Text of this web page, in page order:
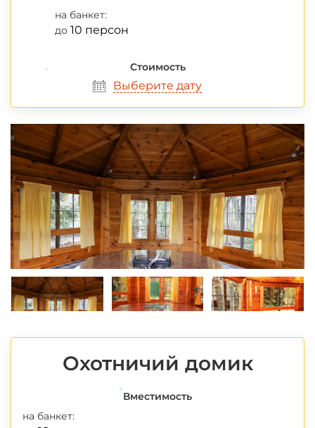
на банкет:
до 10 персон
Стоимость
Выберите дату
Охотничий домик
Вместимость
на банкет: